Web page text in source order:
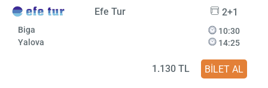
Efe Tur 2+1
Biga
Yalova
10:30
14:25
1.130 TL BİLET AL